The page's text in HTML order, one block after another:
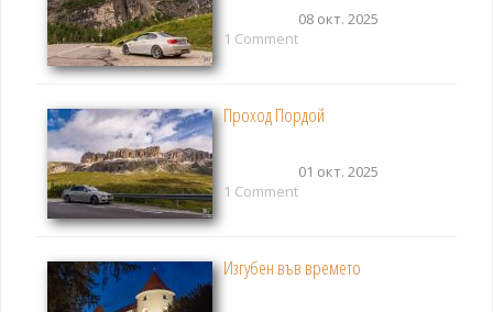
08 окт. 2025
1 Comment
Проход Пордой
01 окт. 2025
1 Comment
Изгубен във времето